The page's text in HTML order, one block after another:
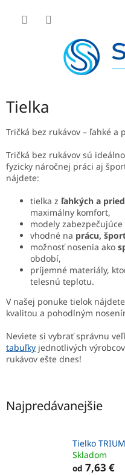
Tielka
Tričká bez rukávov – ľahké
Tričká bez rukávov sú
fyzicky náročnej práci aj
nájdete:
tielka z ľahkých a
maximálny komfort,
modely zabezpečujúce
vhodné na prácu,
možnosť nosenia ako
období,
príjemné materiály,
telesnú teplotu.
V našej ponuke tielok
kvalitou a pohodlným
Neviete si vybrať správnu
tabuľky jednotlivých
rukávov ešte dnes!
Najpredávanejšie
Tielko
Skladom
od 7,63 €